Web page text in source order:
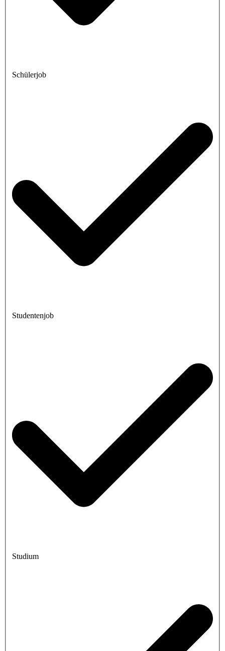
Schülerjob
Studentenjob
Studium